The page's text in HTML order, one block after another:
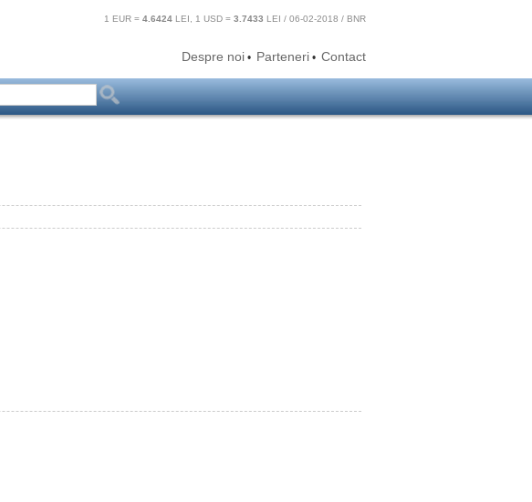
1 EUR = 4.6424 LEI, 1 USD = 3.7433 LEI / 06-02-2018 / BNR
Despre noi • Parteneri • Contact